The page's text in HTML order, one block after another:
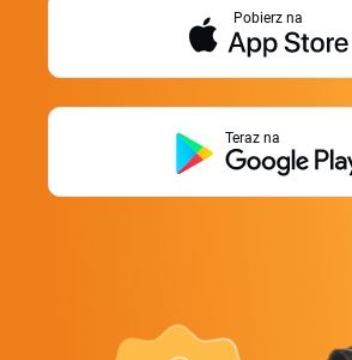
Pobierz na
Teraz na